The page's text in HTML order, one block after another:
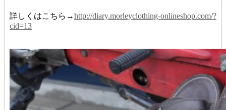
詳しくはこちら→http://diary.morleyclothing-onlineshop.com/?
cid=13